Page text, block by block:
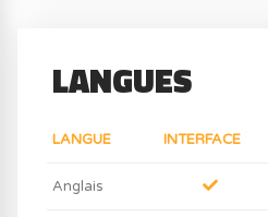
LANGUES
LANGUE INTERFACE
Anglais